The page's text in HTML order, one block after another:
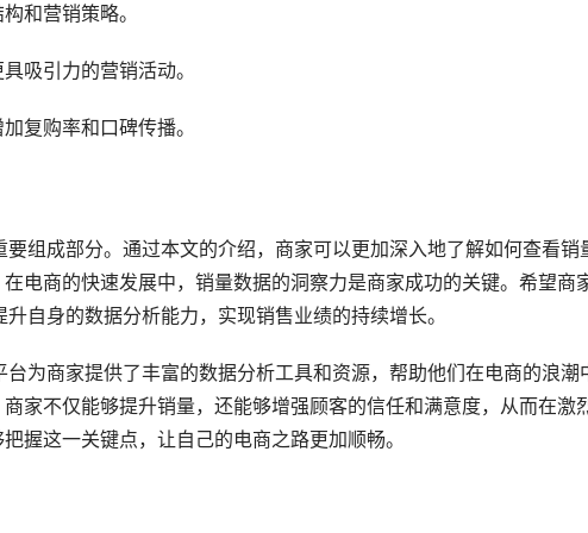
和营销策略。
吸引力的营销活动。
复购率和口碑传播。
组成部分。通过本文的介绍，商家可以更加深入地了解如何查看销
电商的快速发展中，销量数据的洞察力是商家成功的关键。希望商
自身的数据分析能力，实现销售业绩的持续增长。
为商家提供了丰富的数据分析工具和资源，帮助他们在电商的浪潮
家不仅能够提升销量，还能够增强顾客的信任和满意度，从而在激
握这一关键点，让自己的电商之路更加顺畅。